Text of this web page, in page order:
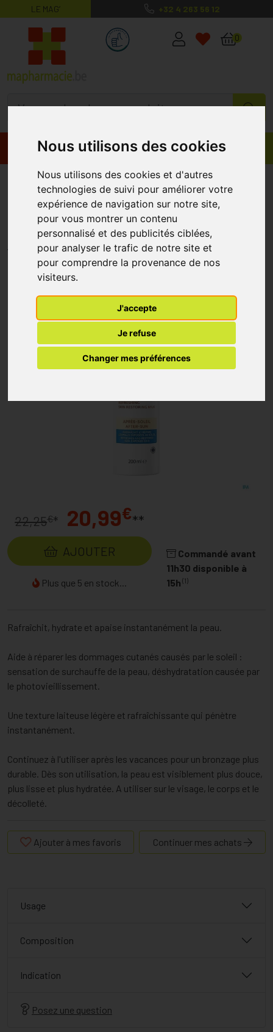
Nous utilisons des cookies
Nous utilisons des cookies et d'autres
technologies de suivi pour améliorer votre
expérience de navigation sur notre site,
pour vous montrer un contenu
personnalisé et des publicités ciblées,
pour analyser le trafic de notre site et
pour comprendre la provenance de nos
visiteurs.
J'accepte
Je refuse
Changer mes préférences
LE MAG’ +32 4 263 56 12
MaPharmacie.be ma santé, mes
0
Promos Produits
Roc Solution Protect
Refresh.skin Milk A/sun Flacon
200ml
22,25€* 20,99€**
AJOUTER
Plus que 5 en stock...
Commandé avant
11h30 disponible à
15h (1)
Rafraîchit, hydrate et apaise instantanément la peau.
Aide à réparer les dommages cutanés causés par le soleil :
sensation de surchauffe de la peau, déshydratation causée par
le photovieillissement.
Une texture laiteuse légère et rafraîchissante qui pénètre
instantanément.
Continuez à l'utiliser après les vacances pour un bronzage plus
durable. Dès son utilisation, la peau est visiblement plus douce,
plus lisse et plus hydratée. A utiliser sur le visage, le corps et le
décolleté.
Ajouter à mes favoris Continuer mes achats
Usage
Composition
Indication
Posez une question